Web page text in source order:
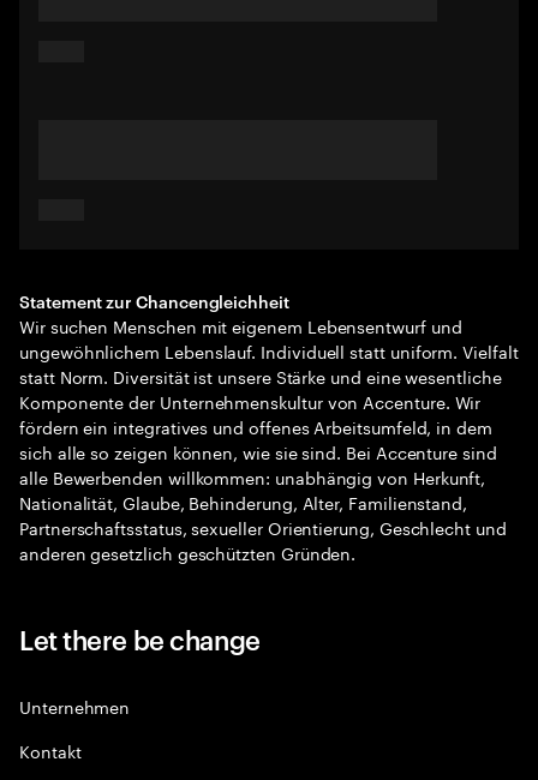
Statement zur Chancengleichheit
Wir suchen Menschen mit eigenem Lebensentwurf und
ungewöhnlichem Lebenslauf. Individuell statt uniform. Vielfalt
statt Norm. Diversität ist unsere Stärke und eine wesentliche
Komponente der Unternehmenskultur von Accenture. Wir
fördern ein integratives und offenes Arbeitsumfeld, in dem
sich alle so zeigen können, wie sie sind. Bei Accenture sind
alle Bewerbenden willkommen: unabhängig von Herkunft,
Nationalität, Glaube, Behinderung, Alter, Familienstand,
Partnerschaftsstatus, sexueller Orientierung, Geschlecht und
anderen gesetzlich geschützten Gründen.
Let there be change
Unternehmen
Kontakt